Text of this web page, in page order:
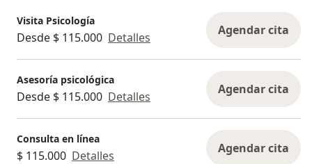
Visita Psicología
Desde $ 115.000 Detalles Agendar cita
Asesoría psicológica
Desde $ 115.000 Detalles Agendar cita
Consulta en línea
$ 115.000 Detalles Agendar cita